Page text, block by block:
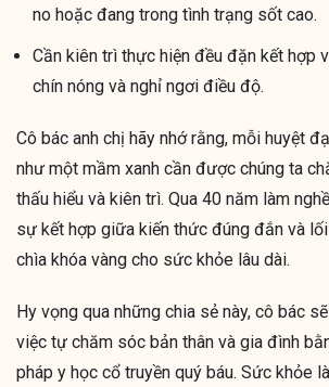
no hoặc đang trong tình trạng sốt cao.
Cần kiên trì thực hiện đều đặn kết hợp
chín nóng và nghỉ ngơi điều độ.
Cô bác anh chị hãy nhớ rằng, mỗi huyệt
như một mầm xanh cần được chúng ta
thấu hiểu và kiên trì. Qua 40 năm làm
sự kết hợp giữa kiến thức đúng đắn và
chìa khóa vàng cho sức khỏe lâu dài.
Hy vọng qua những chia sẻ này, cô bác
việc tự chăm sóc bản thân và gia đình
pháp y học cổ truyền quý báu. Sức khỏe